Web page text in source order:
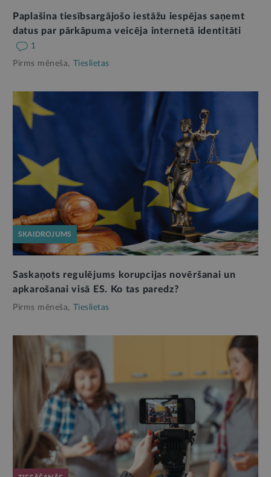
Paplašina tiesībsargājošo iestāžu iespējas saņemt
datus par pārkāpuma veicēja internetā identitāti
1
Pirms mēneša, Tieslietas
SKAIDROJUMS
Saskaņots regulējums korupcijas novēršanai un
apkarošanai visā ES. Ko tas paredz?
Pirms mēneša, Tieslietas